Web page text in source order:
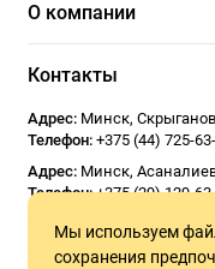
Мы используем
сохранения
О компании
Контакты
Адрес: Минск,
Телефон: +375 (44) 725-
Адрес: Минск,
Телефон: +375 (29) 129-
Email:
График работы: ПН - ПТ